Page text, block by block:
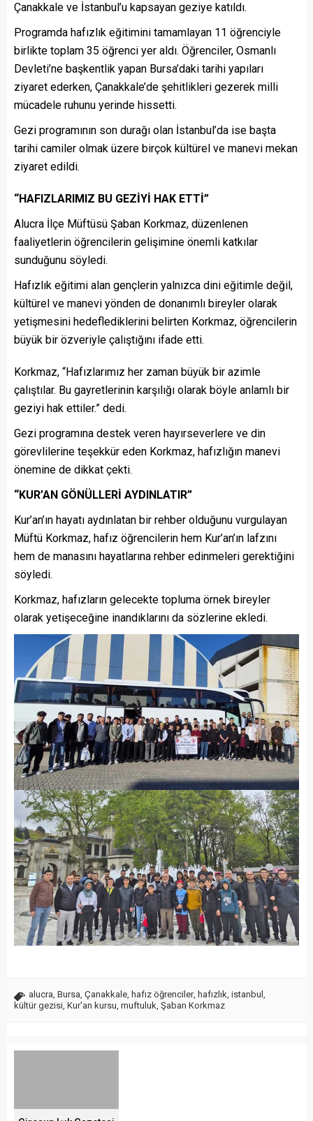
Çanakkale ve İstanbul’u kapsayan geziye katıldı.
Programda hafızlık eğitimini tamamlayan 11 öğrenciyle
birlikte toplam 35 öğrenci yer aldı. Öğrenciler, Osmanlı
Devleti’ne başkentlik yapan Bursa’daki tarihi yapıları
ziyaret ederken, Çanakkale’de şehitlikleri gezerek milli
mücadele ruhunu yerinde hissetti.
Gezi programının son durağı olan İstanbul’da ise başta
tarihi camiler olmak üzere birçok kültürel ve manevi mekan
ziyaret edildi.
“HAFIZLARIMIZ BU GEZİYİ HAK ETTİ”
Alucra İlçe Müftüsü Şaban Korkmaz, düzenlenen
faaliyetlerin öğrencilerin gelişimine önemli katkılar
sunduğunu söyledi.
Hafızlık eğitimi alan gençlerin yalnızca dini eğitimle değil,
kültürel ve manevi yönden de donanımlı bireyler olarak
yetişmesini hedeflediklerini belirten Korkmaz, öğrencilerin
büyük bir özveriyle çalıştığını ifade etti.
Korkmaz, “Hafızlarımız her zaman büyük bir azimle
çalıştılar. Bu gayretlerinin karşılığı olarak böyle anlamlı bir
geziyi hak ettiler.” dedi.
Gezi programına destek veren hayırseverlere ve din
görevlilerine teşekkür eden Korkmaz, hafızlığın manevi
önemine de dikkat çekti.
“KUR’AN GÖNÜLLERİ AYDINLATIR”
Kur’an’ın hayatı aydınlatan bir rehber olduğunu vurgulayan
Müftü Korkmaz, hafız öğrencilerin hem Kur’an’ın lafzını
hem de manasını hayatlarına rehber edinmeleri gerektiğini
söyledi.
Korkmaz, hafızların gelecekte topluma örnek bireyler
olarak yetişeceğine inandıklarını da sözlerine ekledi.
alucra Bursa Çanakkale hafız öğrenciler, hafızlık istanbul
kültür gezisi Kur'an kursu muftuluk Şaban Korkmaz